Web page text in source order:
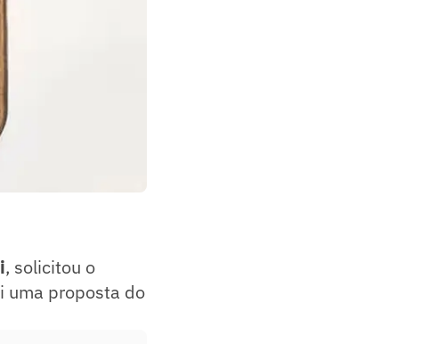
, solicitou o
uma proposta do